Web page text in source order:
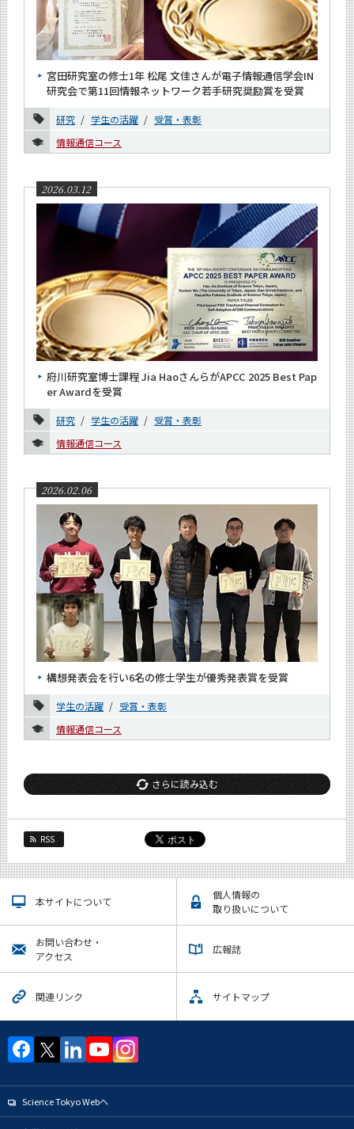
宮田研究室の修士1年 松尾 文佳さんが電子情報通信学会IN
研究会で第11回情報ネットワーク若手研究奨励賞を受賞
研究 学生の活躍
受賞・表彰
情報通信コース
2026.03.12
府川研究室博士課程 Jia HaoさんらがAPCC 2025 Best Pap
er Awardを受賞
研究 学生の活躍
受賞・表彰
情報通信コース
2026.02.06
構想発表会を行い6名の修士学生が優秀発表賞を受賞
学生の活躍
受賞・表彰
情報通信コース
さらに読み込む
RSS
本サイトについて
個人情報の
取り扱いについて
お問い合わせ・
アクセス
広報誌
関連リンク サイトマップ
Science Tokyo Webヘ